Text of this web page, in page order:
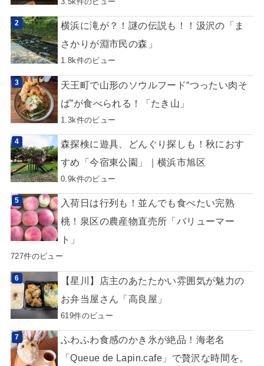
横浜に滝が？！謎の伝説も！！汲沢の「ま
さかりが淵市民の森」
1.8k件のビュー
天王町で山形のソウルフード“つったい肉そ
ば”が食べられる！「たき山」
1.3k件のビュー
森探検に遊具、どんぐり探しも！秋におす
すめ「今宿東公園」｜横浜市旭区
0.9k件のビュー
入荷日は行列も！並んでも食べたい完熟
桃！泉区の農産物直売所「バリューマー
ト」
727件のビュー
【星川】店主のあたたかい雰囲気が魅力の
お弁当屋さん「高良屋」
619件のビュー
ふわふわ食感のかき氷が絶品！海老名
「Queue de Lapin.cafe」で贅沢な時間を。